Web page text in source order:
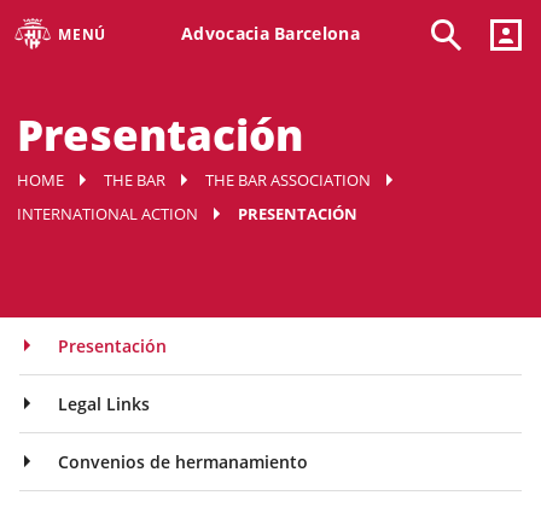
MENÚ Advocacia Barcelona
Presentación
HOME THE BAR
THE BAR ASSOCIATION
INTERNATIONAL ACTION
PRESENTACIÓN
Presentación
Legal Links
Convenios de hermanamiento